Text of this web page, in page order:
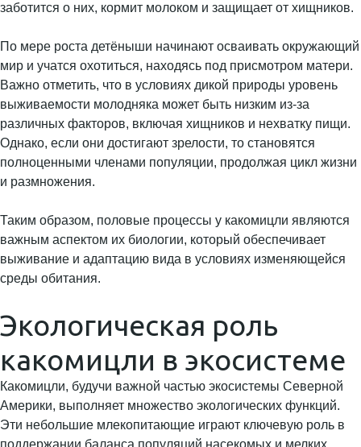
заботится о них, кормит молоком и защищает от хищников.
По мере роста детёныши начинают осваивать окружающий
мир и учатся охотиться, находясь под присмотром матери.
Важно отметить, что в условиях дикой природы уровень
выживаемости молодняка может быть низким из-за
различных факторов, включая хищников и нехватку пищи.
Однако, если они достигают зрелости, то становятся
полноценными членами популяции, продолжая цикл жизни
и размножения.
Таким образом, половые процессы у какомицли являются
важным аспектом их биологии, который обеспечивает
выживание и адаптацию вида в условиях изменяющейся
среды обитания.
Экологическая роль
какомицли в экосистеме
Какомицли, будучи важной частью экосистемы Северной
Америки, выполняет множество экологических функций.
Эти небольшие млекопитающие играют ключевую роль в
поддержании баланса популяций насекомых и мелких